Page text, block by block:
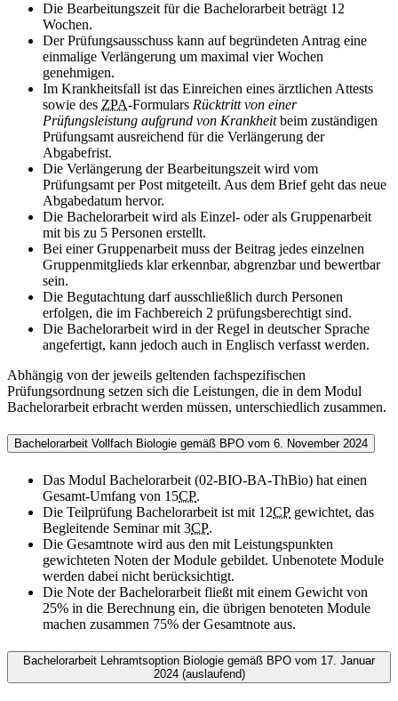
Die Bearbeitungszeit für die Bachelorarbeit beträgt 12
Wochen.
Der Prüfungsausschuss kann auf begründeten Antrag eine
einmalige Verlängerung um maximal vier Wochen
genehmigen.
Im Krankheitsfall ist das Einreichen eines ärztlichen Attests
sowie des ZPA-Formulars Rücktritt von einer
Prüfungsleistung aufgrund von Krankheitbeim zuständigen
Prüfungsamt ausreichend für die Verlängerung der
Abgabefrist.
Die Verlängerung der Bearbeitungszeit wird vom
Prüfungsamt per Post mitgeteilt. Aus dem Brief geht das neue
Abgabedatum hervor.
Die Bachelorarbeit wird als Einzel- oder als Gruppenarbeit
mit bis zu 5 Personen erstellt.
Bei einer Gruppenarbeit muss der Beitrag jedes einzelnen
Gruppenmitglieds klar erkennbar, abgrenzbar und bewertbar
sein.
Die Begutachtung darf ausschließlich durch Personen
erfolgen, die im Fachbereich 2 prüfungsberechtigt sind.
Die Bachelorarbeit wird in der Regel in deutscher Sprache
angefertigt, kann jedoch auch in Englisch verfasst werden.
Abhängig von der jeweils geltenden fachspezifischen
Prüfungsordnung setzen sich die Leistungen, die in dem Modul
Bachelorarbeit erbracht werden müssen, unterschiedlich zusammen.
Bachelorarbeit Vollfach Biologie gemäß BPO vom 6. November 2024
Das Modul Bachelorarbeit (02-BIO-BA-ThBio) hat einen
Gesamt-Umfang von 15CP.
Die Teilprüfung Bachelorarbeit ist mit 12CP gewichtet, das
Begleitende Seminar mit 3CP.
Die Gesamtnote wird aus den mit Leistungspunkten
gewichteten Noten der Module gebildet. Unbenotete Module
werden dabei nicht berücksichtigt.
Die Note der Bachelorarbeit fließt mit einem Gewicht von
25% in die Berechnung ein, die übrigen benoteten Module
machen zusammen 75% der Gesamtnote aus.
Bachelorarbeit Lehramtsoption Biologie gemäß BPO vom 17. Januar
2024 (auslaufend)